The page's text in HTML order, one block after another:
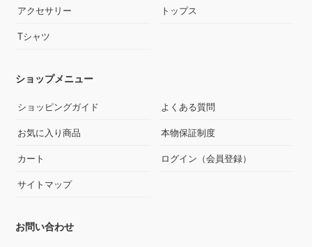
アクセサリー トップス
Tシャツ
ショップメニュー
ショッピングガイド よくある質問
お気に入り商品 本物保証制度
カート ログイン（会員登録）
サイトマップ
お問い合わせ